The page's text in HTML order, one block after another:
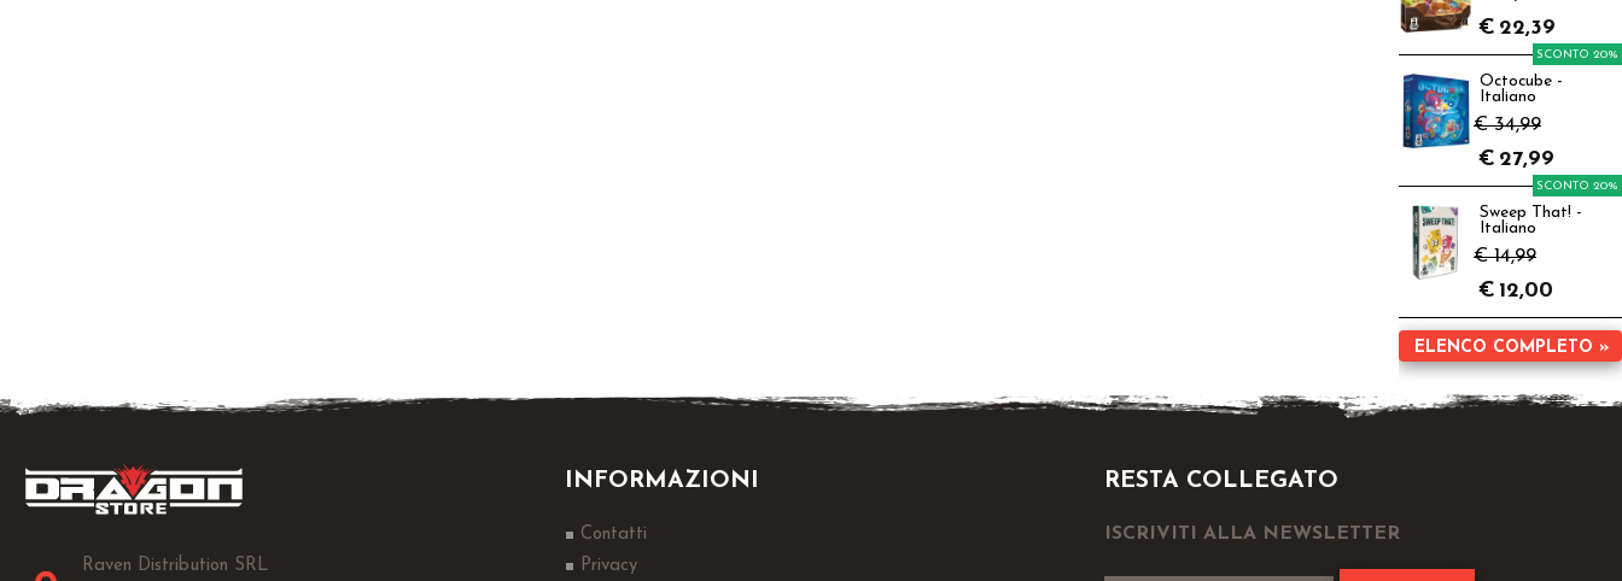
€ 22,39
Octocube -
Italiano
€ 34,99
SCONTO 20%
€ 27,99
Sweep That! -
Italiano
€ 14,99
SCONTO 20%
€ 12,00
ELENCO COMPLETO »
Raven Distribution SRL
INFORMAZIONI
Contatti
Privacy
RESTA COLLEGATO
ISCRIVITI ALLA NEWSLETTER